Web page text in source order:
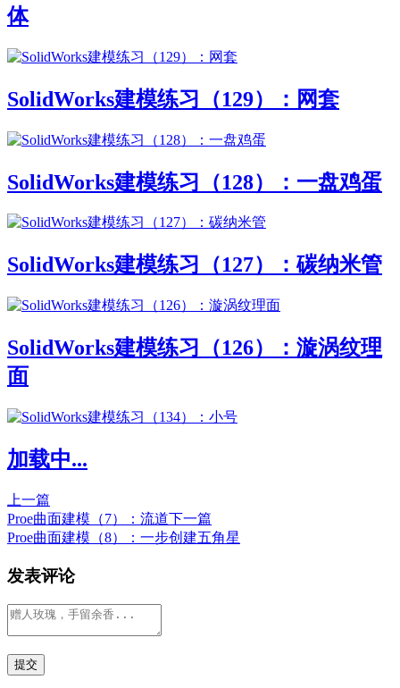
体
SolidWorks建模练习（129）：网套
SolidWorks建模练习（128）：一盘鸡蛋
SolidWorks建模练习（127）：碳纳米管
SolidWorks建模练习（126）：漩涡纹理
面
加载中...
上一篇
Proe曲面建模（7）：流道下一篇
Proe曲面建模（8）：一步创建五角星
发表评论